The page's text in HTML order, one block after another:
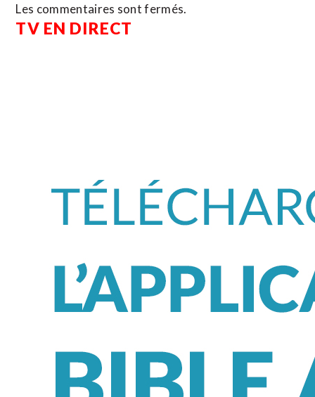
Les commentaires sont fermés.
TV EN DIRECT